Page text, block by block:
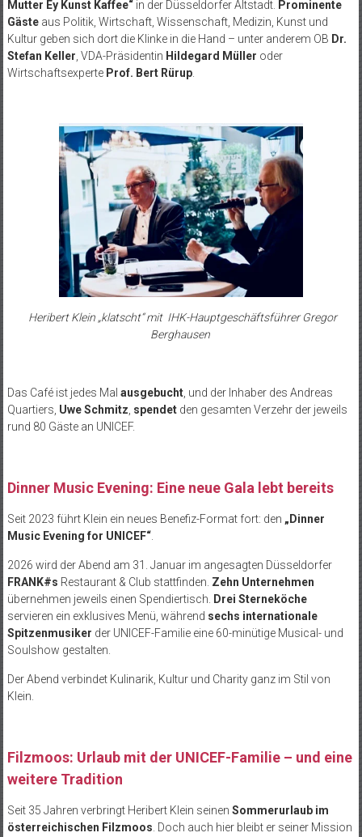
Mutter Ey Kunst Kaffee“in der Düsseldorfer Altstadt. Prominente
Gästeaus Politik, Wirtschaft, Wissenschaft, Medizin, Kunst und
Kultur geben sich dort die Klinke in die Hand – unter anderem OB Dr.
Stefan Keller , VDA-Präsidentin Hildegard Müller oder
Wirtschaftsexperte Prof. Bert Rürup.
Heribert Klein „klatscht“ mit IHK-Hauptgeschäftsführer Gregor
Berghausen
Das Café ist jedes Mal ausgebucht, und der Inhaber des Andreas
Quartiers, Uwe Schmitz spendetden gesamten Verzehr der jeweils
rund 80 Gäste an UNICEF.
Dinner Music Evening: Eine neue Gala lebt bereits
Seit 2023 führt Klein ein neues Benefiz-Format fort: den „Dinner
Music Evening for UNICEF“.
2026 wird der Abend am 31. Januar im angesagten Düsseldorfer
FRANK#s Restaurant & Club stattfinden. Zehn Unternehmen
übernehmen jeweils einen Spendiertisch.
Drei Sterneköche
servieren ein exklusives Menü, während sechs internationale
Spitzenmusiker der UNICEF-Familie eine 60-minütige Musical- und
Soulshow gestalten.
Der Abend verbindet Kulinarik, Kultur und Charity ganz im Stil von
Klein.
Filzmoos: Urlaub mit der UNICEF-Familie – und eine
weitere Tradition
Seit 35 Jahren verbringt Heribert Klein seinen Sommerurlaub im
österreichischen Filzmoos . Doch auch hier bleibt er seiner Mission